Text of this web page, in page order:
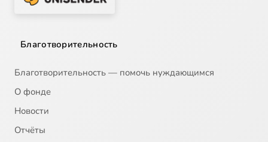
Благотворительность
Благотворительность — помочь нуждающимся
О фонде
Новости
Отчёты